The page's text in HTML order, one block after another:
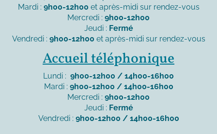
Mardi : 9h00-12h00 et après-midi sur rendez-vous
Mercredi : 9h00-12h00
Jeudi : Fermé
Vendredi : 9h00-12h00 et après-midi sur rendez-vous
Accueil téléphonique
Lundi : 9h00-12h00 / 14h00-16h00
Mardi : 9h00-12h00 / 14h00-16h00
Mercredi : 9h00-12h00
Jeudi : Fermé
Vendredi : 9h00-12h00 / 14h00-16h00